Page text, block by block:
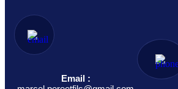
Email :